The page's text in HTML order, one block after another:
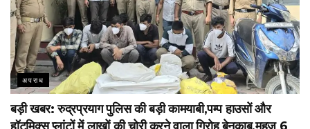
अपराध
बड़ी खबर: रुद्रप्रयाग पुलिस की बड़ी कामयाबी,पम्प हाउसों और